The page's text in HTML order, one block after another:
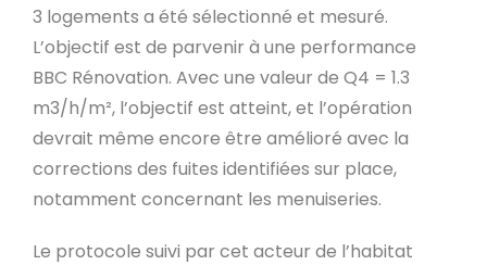
3 logements a été sélectionné et mesuré.
L’objectif est de parvenir à une performance
BBC Rénovation. Avec une valeur de Q4 = 1.3
m3/h/m², l’objectif est atteint, et l’opération
devrait même encore être amélioré avec la
corrections des fuites identifiées sur place,
notamment concernant les menuiseries.
Le protocole suivi par cet acteur de l’habitat